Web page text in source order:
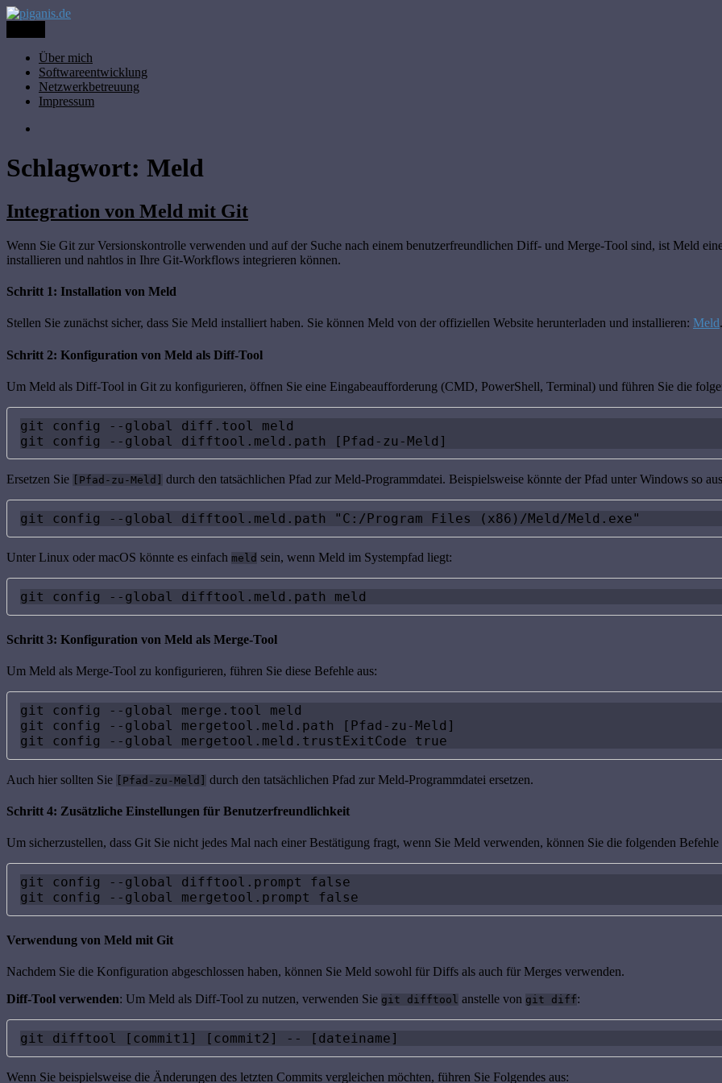
Zum
springen
piganis.de
Thomas Butzbach
Über mich
Softwareentwicklung
Netzwerkbetreuung
Impressum
Schlagwort: Meld
Integration von Meld mit Git
Wenn Sie Git zur Versionskontrolle verwenden und auf der Suche nach einem benutzerfreundlichen Diff- und Merge-Tool sind, ist Meld
installieren und nahtlos in Ihre Git-Workflows integrieren können.
Schritt 1: Installation von Meld
Stellen Sie zunächst sicher, dass Sie Meld installiert haben. Sie können Meld von der offiziellen Website herunterladen und installieren: Meld.
Schritt 2: Konfiguration von Meld als Diff-Tool
Um Meld als Diff-Tool in Git zu konfigurieren, öffnen Sie eine Eingabeaufforderung (CMD, PowerShell, Terminal) und führen Sie die
git config --global diff.tool meld
git config --global difftool.meld.path [Pfad-zu-Meld]
Ersetzen Sie [Pfad-zu-Meld] durch den tatsächlichen Pfad zur Meld-Programmdatei. Beispielsweise könnte der Pfad unter Windows so
git config --global difftool.meld.path "C:/Program Files (x86)/Meld/Meld.exe"
Unter Linux oder macOS könnte es einfach meld sein, wenn Meld im Systempfad liegt:
git config --global difftool.meld.path meld
Schritt 3: Konfiguration von Meld als Merge-Tool
Um Meld als Merge-Tool zu konfigurieren, führen Sie diese Befehle aus:
git config --global merge.tool meld
git config --global mergetool.meld.path [Pfad-zu-Meld]
git config --global mergetool.meld.trustExitCode true
Auch hier sollten Sie [Pfad-zu-Meld] durch den tatsächlichen Pfad zur Meld-Programmdatei ersetzen.
Schritt 4: Zusätzliche Einstellungen für Benutzerfreundlichkeit
Um sicherzustellen, dass Git Sie nicht jedes Mal nach einer Bestätigung fragt, wenn Sie Meld verwenden, können Sie die folgenden Befehle
git config --global difftool.prompt false
git config --global mergetool.prompt false
Verwendung von Meld mit Git
Nachdem Sie die Konfiguration abgeschlossen haben, können Sie Meld sowohl für Diffs als auch für Merges verwenden.
Diff-Tool verwenden: Um Meld als Diff-Tool zu nutzen, verwenden Sie git difftool anstelle von git diff:
git difftool [commit1] [commit2] -- [dateiname]
Wenn Sie beispielsweise die Änderungen des letzten Commits vergleichen möchten, führen Sie Folgendes aus: